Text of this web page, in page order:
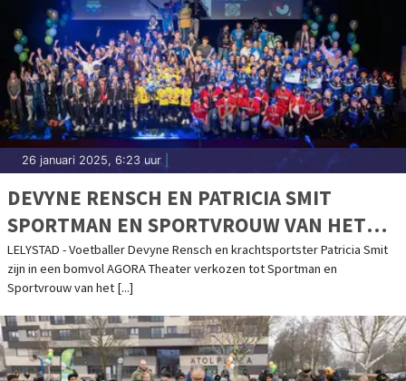
26 januari 2025, 6:23 uur
DEVYNE RENSCH EN PATRICIA SMIT
SPORTMAN EN SPORTVROUW VAN HET
JAAR 2024 IN LELYSTAD
LELYSTAD - Voetballer Devyne Rensch en krachtsportster Patricia Smit
zijn in een bomvol AGORA Theater verkozen tot Sportman en
Sportvrouw van het [...]